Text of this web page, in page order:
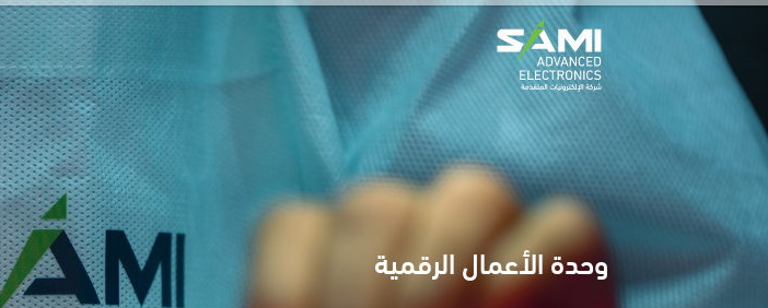
وحدة الأعمال الرقمية